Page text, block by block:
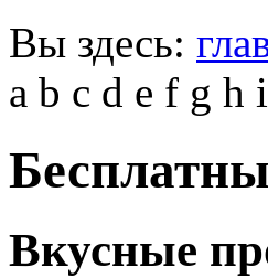
Вы здесь:
a b c d e f g h i
Вкусные